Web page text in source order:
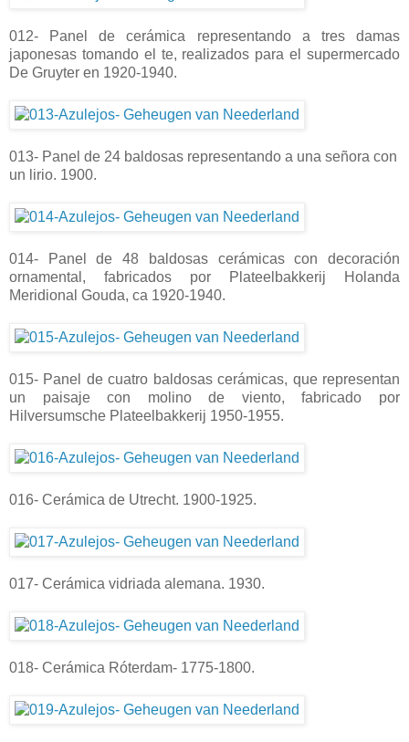
012- Panel de cerámica representando a tres damas
japonesas tomando el te, realizados para el supermercado
De Gruyter en 1920-1940.
013- Panel de 24 baldosas representando a una señora con
un lirio. 1900.
014- Panel de 48 baldosas cerámicas con decoración
ornamental, fabricados por Plateelbakkerij Holanda
Meridional Gouda, ca 1920-1940.
015- Panel de cuatro baldosas cerámicas, que representan
un paisaje con molino de viento, fabricado por
Hilversumsche Plateelbakkerij 1950-1955.
016- Cerámica de Utrecht. 1900-1925.
017- Cerámica vidriada alemana. 1930.
018- Cerámica Róterdam- 1775-1800.